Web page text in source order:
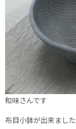
和味さんです
布目小鉢が出来ました